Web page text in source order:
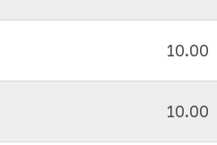
10.00
10.00